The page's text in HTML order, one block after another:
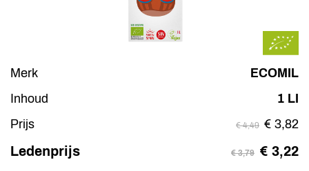
Merk
ECOMIL
Inhoud
1 LI
Prijs
€ 4,49 € 3,82
Ledenprijs € 3,79 € 3,22